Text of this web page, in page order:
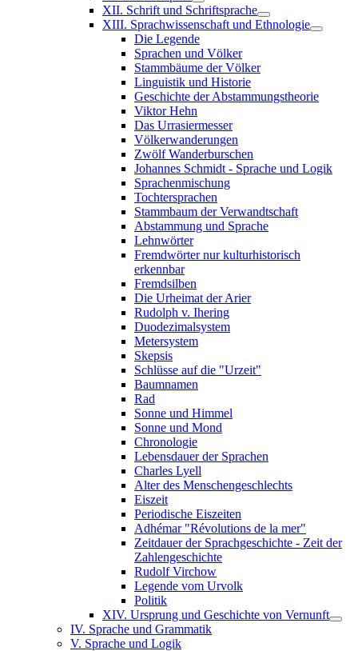
XII. Schrift und Schriftsprache
XIII. Sprachwissenschaft und Ethnologie
Die Legende
Sprachen und Völker
Stammbäume der Völker
Linguistik und Historie
Geschichte der Abstammungstheorie
Viktor Hehn
Das Urrasiermesser
Völkerwanderungen
Zwölf Wanderburschen
Johannes Schmidt - Sprache und Logik
Sprachenmischung
Tochtersprachen
Stammbaum der Verwandtschaft
Abstammung und Sprache
Lehnwörter
Fremdwörter nur kulturhistorisch
erkennbar
Fremdsilben
Die Urheimat der Arier
Rudolph v. Ihering
Duodezimalsystem
Metersystem
Skepsis
Schlüsse auf die "Urzeit"
Baumnamen
Rad
Sonne und Himmel
Sonne und Mond
Chronologie
Lebensdauer der Sprachen
Charles Lyell
Alter des Menschengeschlechts
Eiszeit
Periodische Eiszeiten
Adhémar "Révolutions de la mer"
Zeitdauer der Sprachgeschichte - Zeit der
Zahlengeschichte
Rudolf Virchow
Legende vom Urvolk
Politik
XIV. Ursprung und Geschichte von Vernunft
IV. Sprache und Grammatik
V. Sprache und Logik